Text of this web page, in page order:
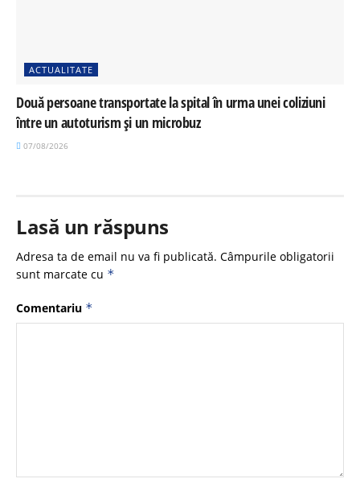
ACTUALITATE
Două persoane transportate la spital în urma unei coliziuni
între un autoturism și un microbuz
07/08/2026
Lasă un răspuns
Adresa ta de email nu va fi publicată. Câmpurile obligatorii
sunt marcate cu *
Comentariu *